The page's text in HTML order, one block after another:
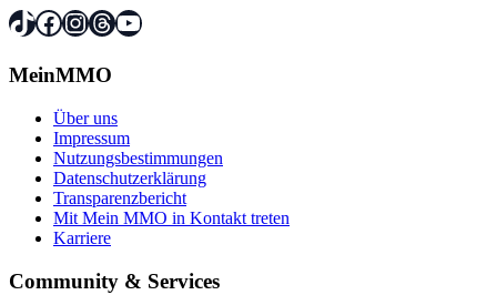
TikTok
Facebook
Instagram
Threads
YouTube
MeinMMO
Über uns
Impressum
Nutzungsbestimmungen
Datenschutzerklärung
Transparenzbericht
Mit Mein MMO in Kontakt treten
Karriere
Community & Services